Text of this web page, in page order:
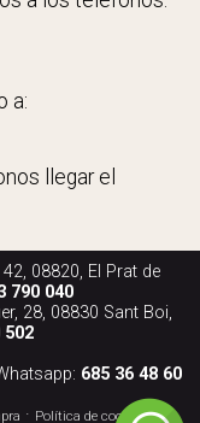
a:
llegar el
42, 08820, El Prat de
790 040
28, 08830 Sant Boi,
502
685 36 48 60
· Política de cookies·